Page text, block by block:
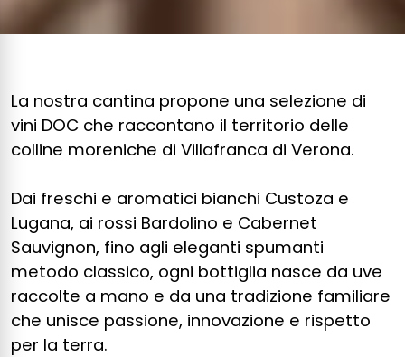
La nostra cantina propone una selezione di
vini DOC che raccontano il territorio delle
colline moreniche di Villafranca di Verona.
Dai freschi e aromatici bianchi Custoza e
Lugana, ai rossi Bardolino e Cabernet
Sauvignon, fino agli eleganti spumanti
metodo classico, ogni bottiglia nasce da uve
raccolte a mano e da una tradizione familiare
che unisce passione, innovazione e rispetto
per la terra.